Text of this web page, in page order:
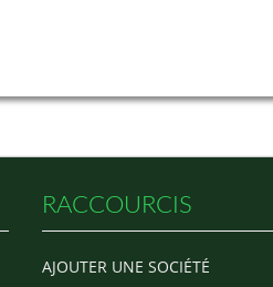
RACCOURCIS
AJOUTER UNE SOCIÉTÉ